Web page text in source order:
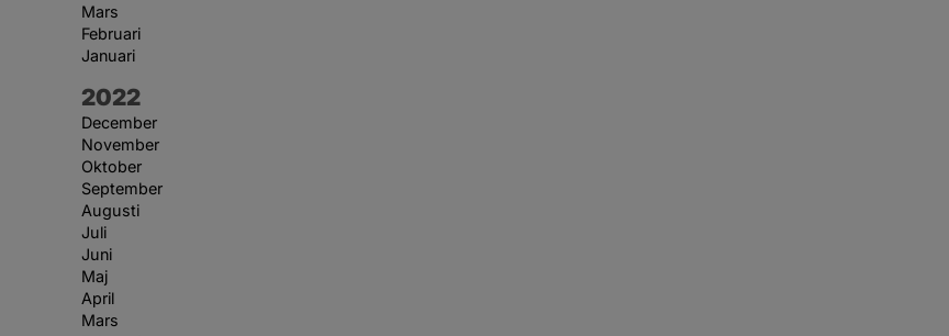
Mars
Februari
Januari
År:
2022
December
November
Oktober
September
Augusti
Juli
Juni
Maj
April
Mars